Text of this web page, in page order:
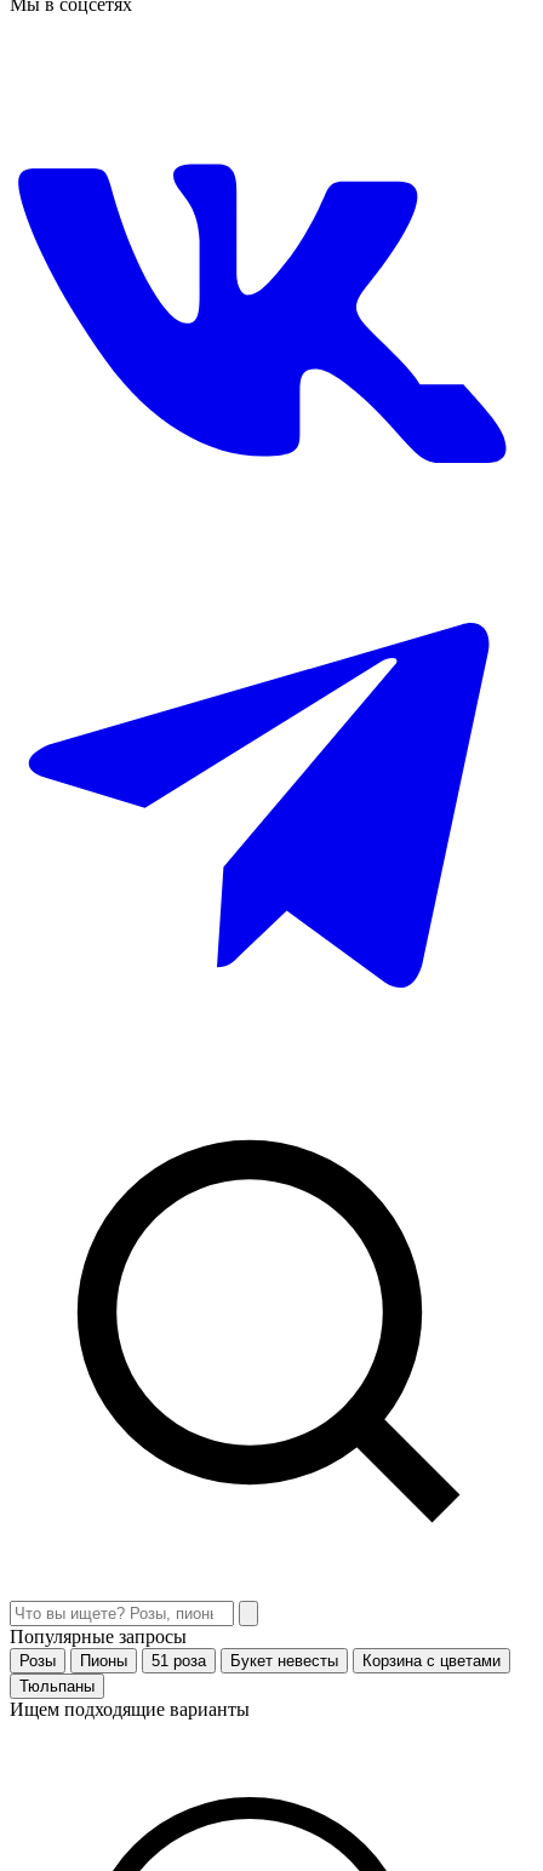
Мы в соцсетях
Популярные запросы
Розы Пионы 51 роза Букет невесты
Корзина с цветами
Тюльпаны
Ищем подходящие варианты